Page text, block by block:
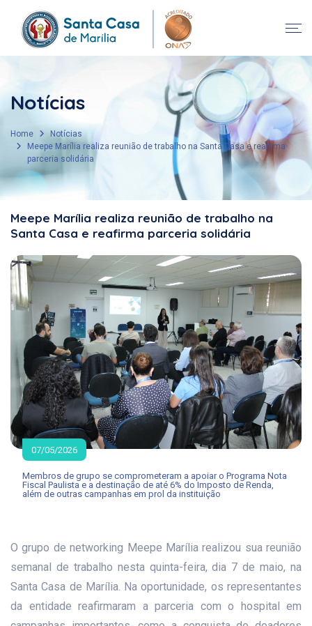
Notícias
Home
Notícias
Meepe Marília realiza reunião de trabalho na Santa Casa e reafirma
parceria solidária
Meepe Marília realiza reunião de trabalho na
Santa Casa e reafirma parceria solidária
07/05/2026
Membros de grupo se comprometeram a apoiar o Programa Nota
Fiscal Paulista e a destinação de até 6% do Imposto de Renda,
além de outras campanhas em prol da instituição
O grupo de networking Meepe Marília realizou sua reunião
semanal de trabalho nesta quinta-feira, dia 7 de maio, na
Santa Casa de Marília. Na oportunidade, os representantes
da entidade reafirmaram a parceria com o hospital em